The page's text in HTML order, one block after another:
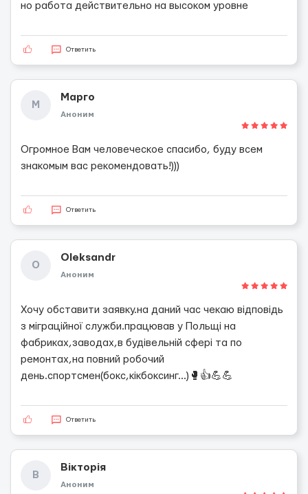
но работа действительно на высоком уровне
Ответить
М
Марго
Аноним
Огромное Вам человеческое спасибо, буду всем
знакомым вас рекомендовать!)))
Ответить
O
Oleksandr
Аноним
Хочу обставити заявку.на даний час чекаю відповідь
з міграційної служби.працював у Польщі на
фабриках,заводах,в будівельній сфері та по
ремонтах,на повний робочий
день.спортсмен(бокс,кікбоксинг...)🥊👍💪💪
Ответить
В
Вікторія
Аноним